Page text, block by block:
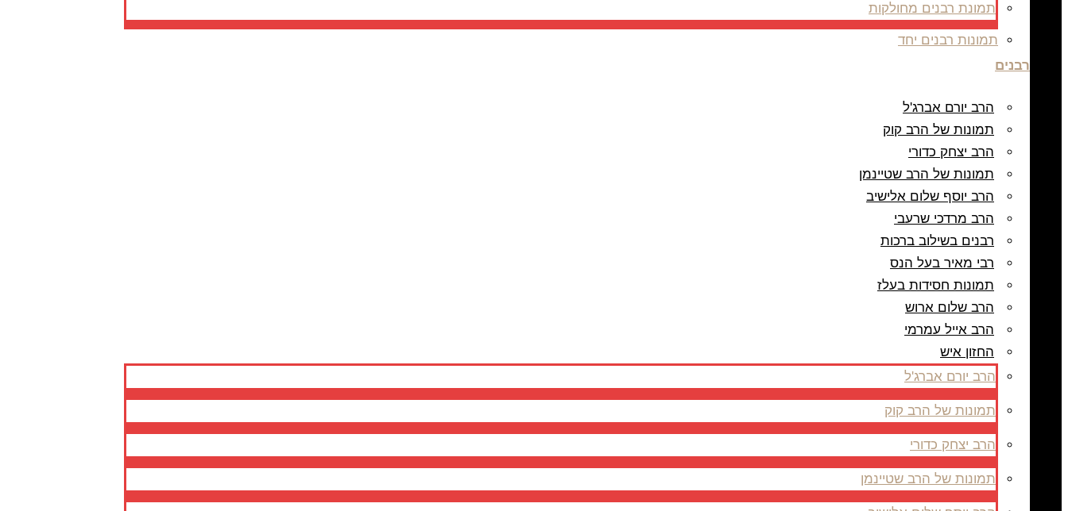
תמונת רבנים מחולקות
תמונות רבנים יחד
רבנים
הרב יורם אברג'ל
תמונות של הרב קוק
הרב יצחק כדורי
תמונות של הרב שטיינמן
הרב יוסף שלום אלישיב
הרב מרדכי שרעבי
רבנים בשילוב ברכות
רבי מאיר בעל הנס
תמונות חסידות בעלז
הרב שלום ארוש
הרב אייל עמרמי
החזון איש
הרב יורם אברג'ל
תמונות של הרב קוק
הרב יצחק כדורי
תמונות של הרב שטיינמן